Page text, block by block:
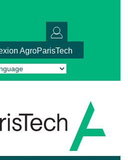
AgroParisTech
Translate